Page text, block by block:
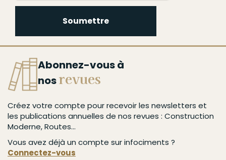
Soumettre
Abonnez-vous à
nosrevues
Créez votre compte pour recevoir les newsletters et
les publications annuelles de nos revues : Construction
Moderne, Routes...
Vous avez déjà un compte sur infociments ?
Connectez-vous